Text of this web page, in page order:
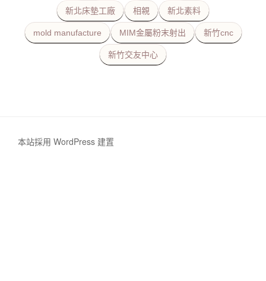
新北床墊工廠 相親 新北素料
mold manufacture MIM金屬粉末射出 新竹cnc
新竹交友中心
本站採用 WordPress 建置